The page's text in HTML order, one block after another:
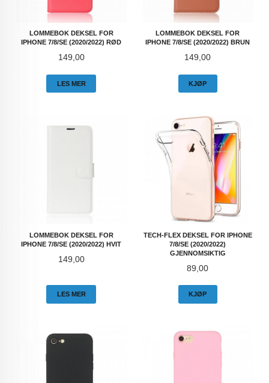
LOMMEBOK DEKSEL FOR
IPHONE 7/8/SE (2020/2022) RØD
Pris
149,00
LES MER
LOMMEBOK DEKSEL FOR
IPHONE 7/8/SE (2020/2022) BRUN
Pris
149,00
KJØP
LOMMEBOK DEKSEL FOR
IPHONE 7/8/SE (2020/2022) HVIT
Pris
149,00
LES MER
TECH-FLEX DEKSEL FOR IPHONE
7/8/SE (2020/2022)
GJENNOMSIKTIG
Pris
89,00
KJØP